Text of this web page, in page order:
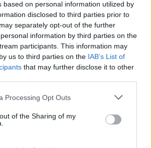
based on personal information utilized by
disclosed to third parties prior to
separately opt-out of the further
information by third parties on the
participants. This information may
us to third parties on the IAB’s List of
that may further disclose it to other
Processing Opt Outs
of the Sharing of my